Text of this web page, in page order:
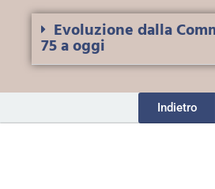
Evoluzione dalla
75 a oggi
Indietro